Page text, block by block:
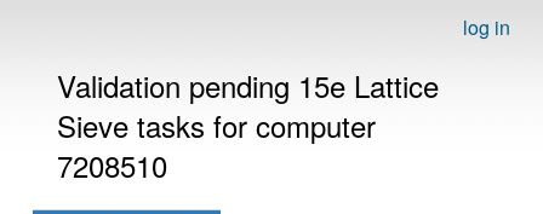
log in
Validation pending 15e Lattice
Sieve tasks for computer
7208510